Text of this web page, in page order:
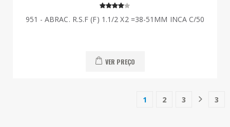
951 - ABRAC. R.S.F (F) 1.1/2 X2 =38-51MM INCA C/50
VER PREÇO
1(current)
2 3 3